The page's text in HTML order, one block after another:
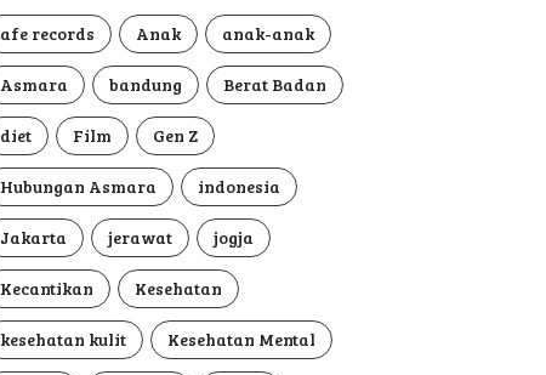
afe records Anak anak-anak
Asmara bandung Berat Badan
diet Film Gen Z
Hubungan Asmara indonesia
Jakarta jerawat jogja
Kecantikan Kesehatan
kesehatan kulit Kesehatan Mental